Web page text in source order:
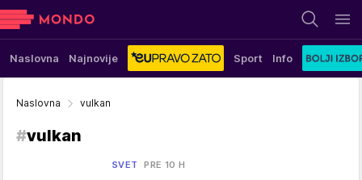
Naslovna Najnovije Sport Info
Naslovna vulkan
#vulkan
SVET PRE 10 H